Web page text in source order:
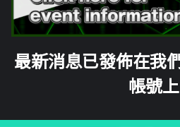
最新消息已發佈在我
帳號上